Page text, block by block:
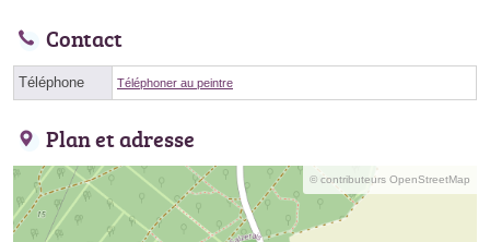
Contact
Téléphone Téléphoner au peintre
Plan et adresse
© contributeurs OpenStreetMap